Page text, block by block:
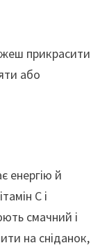
прикрасити
або
енергію й
С і
смачний і
на сніданок,